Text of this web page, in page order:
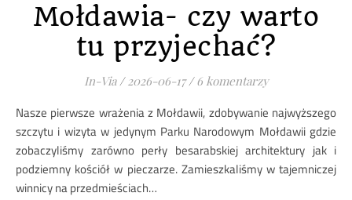
Mołdawia- czy warto
tu przyjechać?
In-Via / 2026-06-17 / 6 komentarzy
Nasze pierwsze wrażenia z Mołdawii, zdobywanie najwyższego
szczytu i wizyta w jedynym Parku Narodowym Mołdawii gdzie
zobaczyliśmy zarówno perły besarabskiej architektury jak i
podziemny kościół w pieczarze. Zamieszkaliśmy w tajemniczej
winnicy na przedmieściach…